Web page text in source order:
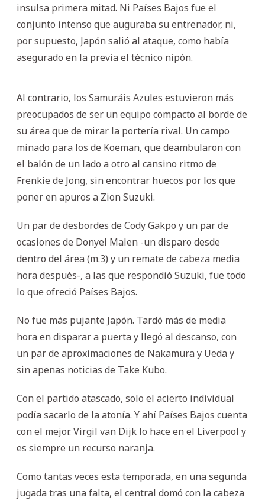
insulsa primera mitad. Ni Países Bajos fue el
conjunto intenso que auguraba su entrenador, ni,
por supuesto, Japón salió al ataque, como había
asegurado en la previa el técnico nipón.
Al contrario, los Samuráis Azules estuvieron más
preocupados de ser un equipo compacto al borde de
su área que de mirar la portería rival. Un campo
minado para los de Koeman, que deambularon con
el balón de un lado a otro al cansino ritmo de
Frenkie de Jong, sin encontrar huecos por los que
poner en apuros a Zion Suzuki.
Un par de desbordes de Cody Gakpo y un par de
ocasiones de Donyel Malen -un disparo desde
dentro del área (m.3) y un remate de cabeza media
hora después-, a las que respondió Suzuki, fue todo
lo que ofreció Países Bajos.
No fue más pujante Japón. Tardó más de media
hora en disparar a puerta y llegó al descanso, con
un par de aproximaciones de Nakamura y Ueda y
sin apenas noticias de Take Kubo.
Con el partido atascado, solo el acierto individual
podía sacarlo de la atonía. Y ahí Países Bajos cuenta
con el mejor. Virgil van Dijk lo hace en el Liverpool y
es siempre un recurso naranja.
Como tantas veces esta temporada, en una segunda
jugada tras una falta, el central domó con la cabeza